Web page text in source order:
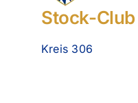
Stock-
Kreis 306